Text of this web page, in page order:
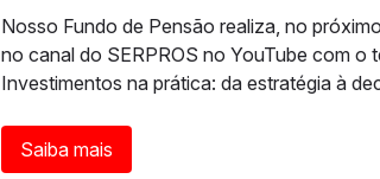
Nosso Fundo de Pensão realiza, no
no canal do SERPROS no YouTube com o
Investimentos na prática: da estratégia à
Saiba mais